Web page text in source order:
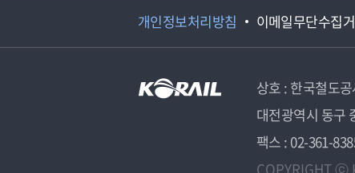
개인정보처리방침 이메일무단수집
상호 : 한국철도
대전광역시 동구
팩스 : 02-361-
COPYRIGHT ⓒ